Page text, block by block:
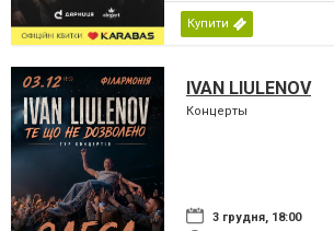
Купити
IVAN LIULENOV
Концерты
3 грудня, 18:00